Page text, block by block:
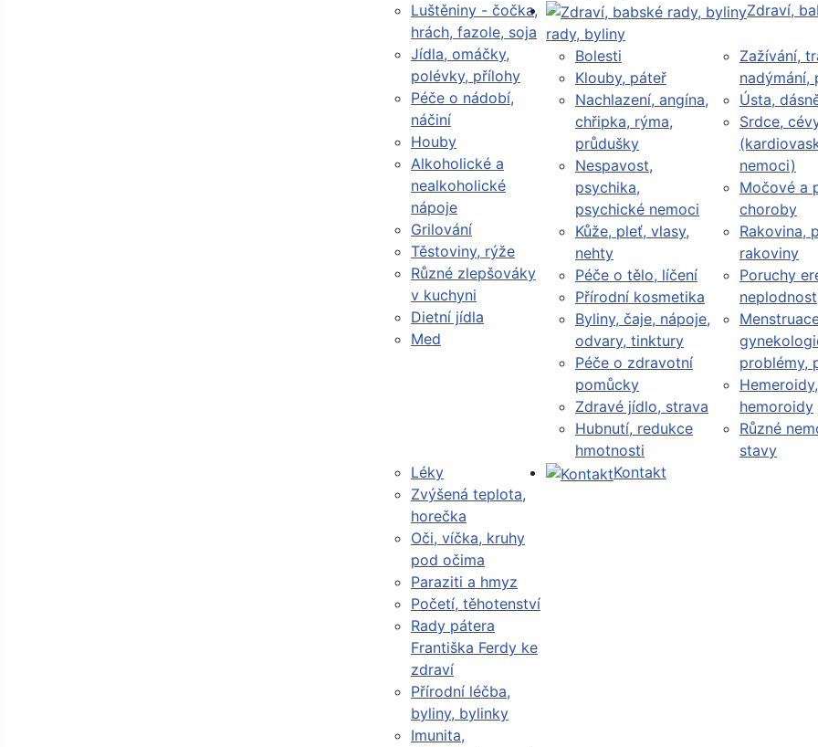
Luštěniny - čočka,
hrách, fazole, soja
Jídla, omáčky,
polévky, přílohy
Péče o nádobí,
náčiní
Houby
Alkoholické a
nealkoholické
nápoje
Grilování
Těstoviny, rýže
Různé zlepšováky
v kuchyni
Dietní jídla
Med
Zdraví,
rady, byliny
Bolesti
Klouby, páteř
Nachlazení, angína,
chřipka, rýma,
průdušky
Nespavost,
psychika,
psychické nemoci
Kůže, pleť, vlasy,
nehty
Péče o tělo, líčení
Přírodní kosmetika
Byliny, čaje, nápoje,
odvary, tinktury
Péče o zdravotní
pomůcky
Zdravé jídlo, strava
Hubnutí, redukce
hmotnosti
Zažívání,
nadýmání,
Ústa,
Srdce,
nemoci)
Močové a
choroby
Rakovina,
rakoviny
Poruchy
neplodnost
problémy,
Hemeroidy,
hemoroidy
Různé
stavy
Léky
Zvýšená teplota,
horečka
Oči, víčka, kruhy
pod očima
Paraziti a hmyz
Početí, těhotenství
Rady pátera
Františka Ferdy ke
zdraví
Přírodní léčba,
byliny, bylinky
Imunita,
Kontakt